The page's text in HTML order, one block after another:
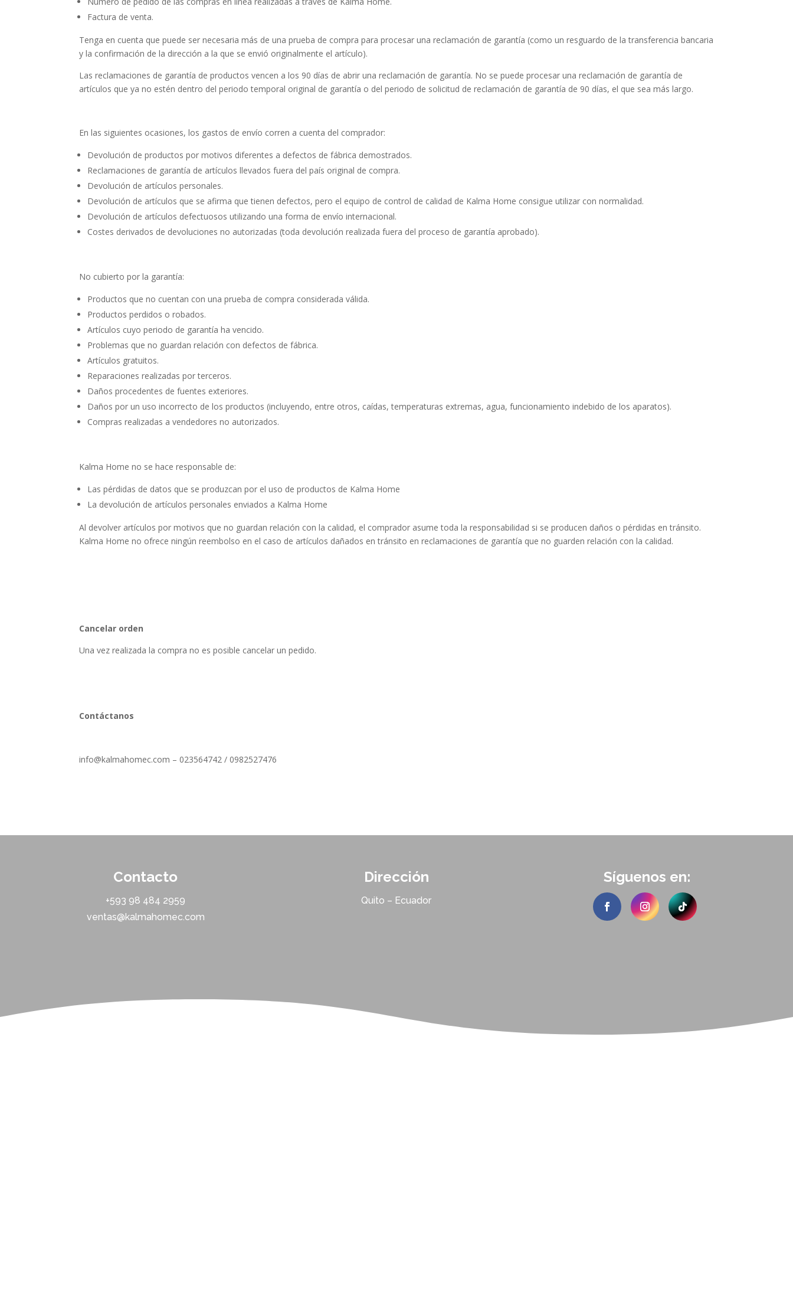
Factura de venta.
Tenga en cuenta que puede ser necesaria más de una prueba de compra para procesar una reclamación de garantía (como un resguardo de la transferencia bancaria
y la confirmación de la dirección a la que se envió originalmente el artículo).
Las reclamaciones de garantía de productos vencen a los 90 días de abrir una reclamación de garantía. No se puede procesar una reclamación de garantía de
artículos que ya no estén dentro del periodo temporal original de garantía o del periodo de solicitud de reclamación de garantía de 90 días, el que sea más largo.
En las siguientes ocasiones, los gastos de envío corren a cuenta del comprador:
Devolución de productos por motivos diferentes a defectos de fábrica demostrados.
Reclamaciones de garantía de artículos llevados fuera del país original de compra.
Devolución de artículos personales.
Devolución de artículos que se afirma que tienen defectos, pero el equipo de control de calidad de Kalma Home consigue utilizar con normalidad.
Devolución de artículos defectuosos utilizando una forma de envío internacional.
Costes derivados de devoluciones no autorizadas (toda devolución realizada fuera del proceso de garantía aprobado).
No cubierto por la garantía:
Productos que no cuentan con una prueba de compra considerada válida.
Productos perdidos o robados.
Artículos cuyo periodo de garantía ha vencido.
Problemas que no guardan relación con defectos de fábrica.
Artículos gratuitos.
Reparaciones realizadas por terceros.
Daños procedentes de fuentes exteriores.
Daños por un uso incorrecto de los productos (incluyendo, entre otros, caídas, temperaturas extremas, agua, funcionamiento indebido de los aparatos).
Compras realizadas a vendedores no autorizados.
Kalma Home no se hace responsable de:
Las pérdidas de datos que se produzcan por el uso de productos de Kalma Home
La devolución de artículos personales enviados a Kalma Home
Al devolver artículos por motivos que no guardan relación con la calidad, el comprador asume toda la responsabilidad si se producen daños o pérdidas en tránsito.
Kalma Home no ofrece ningún reembolso en el caso de artículos dañados en tránsito en reclamaciones de garantía que no guarden relación con la calidad.
Cancelar orden
Una vez realizada la compra no es posible cancelar un pedido.
Contáctanos
info@kalmahomec.com – 023564742 / 0982527476
Contacto
+593 ‭98 484 2959‬
ventas@kalmahomec.com
Dirección
Quito – Ecuador
Síguenos en: